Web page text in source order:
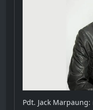
Pdt. Jack